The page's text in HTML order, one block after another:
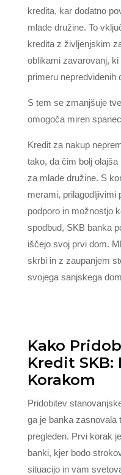
kredita, kar dodatno
mlade družine. To
kredita z življenjskim
oblikami zavarovanj,
primeru nepredvidenih
S tem se zmanjšuje
omogoča miren
Kredit za nakup
tako, da čim bolj
za mlade družine. S
merami, prilagodljivimi
podporo in možnostjo
spodbud, SKB banka
iščejo svoj prvi dom.
skrbi in z zaupanjem
svojega sanjskega
Kako
Kredit SKB:
Korakom
Pridobitev
ga je banka zasnovala
pregleden. Prvi korak
banki, kjer bodo
situacijo in vam